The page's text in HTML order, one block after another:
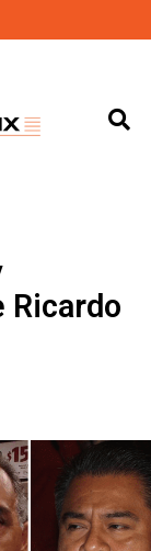
Ricardo